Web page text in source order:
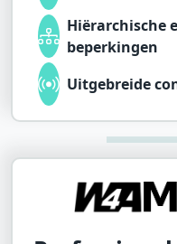
Hiërarchische
beperkingen
Uitgebreide